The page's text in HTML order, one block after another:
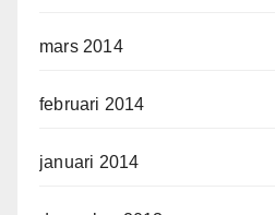
mars 2014
februari 2014
januari 2014